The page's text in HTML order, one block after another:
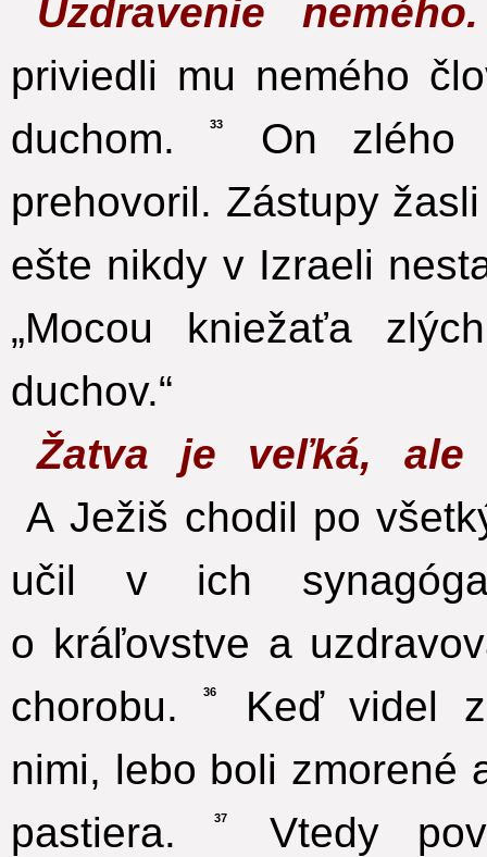
Uzdravenie
priviedli mu nemého
duchom.
33
On zlého
prehovoril. Zástupy
ešte nikdy v Izraeli
„Mocou kniežaťa
duchov.“
Žatva je veľká,
A Ježiš chodil po
učil v ich
o kráľovstve a
chorobu.
36
Keď videl
nimi, lebo boli zmorené
pastiera.
37
Vtedy